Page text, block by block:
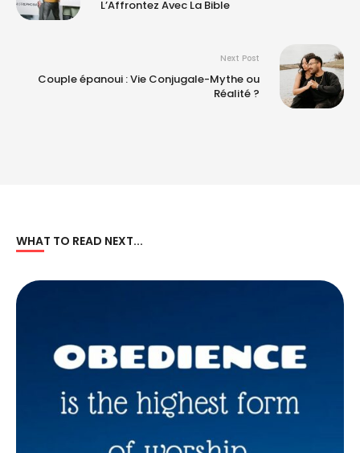
L’Affrontez Avec La Bible
Next Post
Couple épanoui : Vie Conjugale-Mythe ou
Réalité ?
WHAT TO READ NEXT...